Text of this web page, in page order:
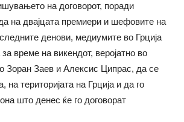
на договорот, поради
на двајцата премиери и шефовите на
денови, медиумите во Грција
време на викендот, веројатно во
Зоран Заев и Алексис Ципрас, да се
на територијата на Грција и да го
што денес ќе го договорат